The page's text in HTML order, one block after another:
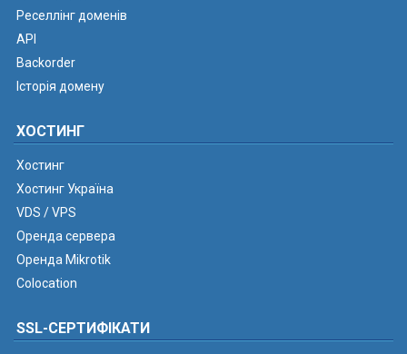
Реселлінг доменів
API
Backorder
Історія домену
ХОСТИНГ
Хостинг
Хостинг Україна
VDS / VPS
Оренда сервера
Оренда Mikrotik
Colocation
SSL-СЕРТИФІКАТИ